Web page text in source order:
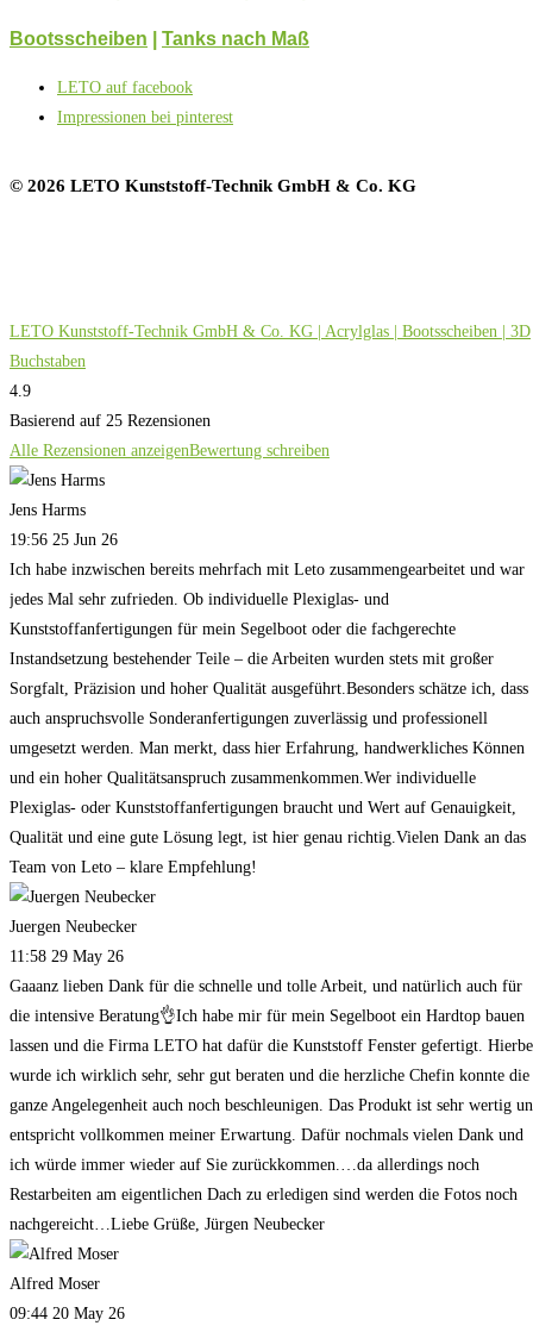
Bootsscheiben Tanks nach Maß
LETO auf facebook
Impressionen bei pinterest
© 2026 LETO Kunststoff-Technik GmbH & Co. KG
LETO Kunststoff-Technik GmbH & Co. KG | Acrylglas | Bootsscheiben | 3D
Buchstaben
4.9
Basierend auf 25 Rezensionen
Alle Rezensionen anzeigenBewertung schreiben
Jens Harms
19:56 25 Jun 26
Ich habe inzwischen bereits mehrfach mit Leto zusammengearbeitet und war
jedes Mal sehr zufrieden. Ob individuelle Plexiglas- und
Kunststoffanfertigungen für mein Segelboot oder die fachgerechte
Instandsetzung bestehender Teile – die Arbeiten wurden stets mit großer
Sorgfalt, Präzision und hoher Qualität ausgeführt.Besonders schätze ich, dass
auch anspruchsvolle Sonderanfertigungen zuverlässig und professionell
umgesetzt werden. Man merkt, dass hier Erfahrung, handwerkliches Können
und ein hoher Qualitätsanspruch zusammenkommen.Wer individuelle
Plexiglas- oder Kunststoffanfertigungen braucht und Wert auf Genauigkeit,
Qualität und eine gute Lösung legt, ist hier genau richtig.Vielen Dank an das
Team von Leto – klare Empfehlung!
Juergen Neubecker
11:58 29 May 26
Gaaanz lieben Dank für die schnelle und tolle Arbeit, und natürlich auch für
die intensive Beratung👌Ich habe mir für mein Segelboot ein Hardtop bauen
lassen und die Firma LETO hat dafür die Kunststoff Fenster gefertigt.
wurde ich wirklich sehr, sehr gut beraten und die herzliche Chefin konnte die
ganze Angelegenheit auch noch beschleunigen. Das Produkt ist sehr wertig
entspricht vollkommen meiner Erwartung. Dafür nochmals vielen Dank und
ich würde immer wieder auf Sie zurückkommen.…da allerdings noch
Restarbeiten am eigentlichen Dach zu erledigen sind werden die Fotos noch
nachgereicht…Liebe Grüße, Jürgen Neubecker
Alfred Moser
09:44 20 May 26